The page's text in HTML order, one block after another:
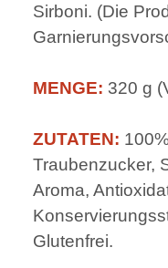
Sirboni. (Die
MENGE: 320 g
ZUTATEN:
Traubenzucker,
Aroma,
Glutenfrei.